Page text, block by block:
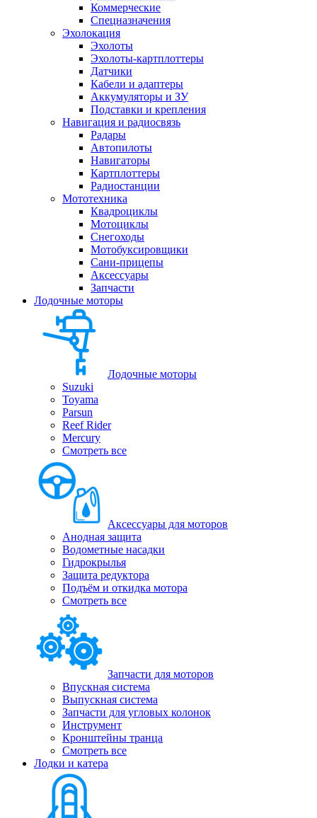
Коммерческие
Спецназначения
Эхолокация
Эхолоты
Эхолоты-картплоттеры
Датчики
Кабели и адаптеры
Аккумуляторы и ЗУ
Подставки и крепления
Навигация и радиосвязь
Радары
Автопилоты
Навигаторы
Картплоттеры
Радиостанции
Мототехника
Квадроциклы
Мотоциклы
Снегоходы
Мотобуксировщики
Сани-прицепы
Аксессуары
Запчасти
Лодочные моторы
Лодочные моторы
Suzuki
Toyama
Parsun
Reef Rider
Mercury
Смотреть все
Аксессуары для моторов
Анодная защита
Водометные насадки
Гидрокрылья
Защита редуктора
Подъём и откидка мотора
Смотреть все
Запчасти для моторов
Впускная система
Выпускная система
Запчасти для угловых колонок
Инструмент
Кронштейны транца
Смотреть все
Лодки и катера